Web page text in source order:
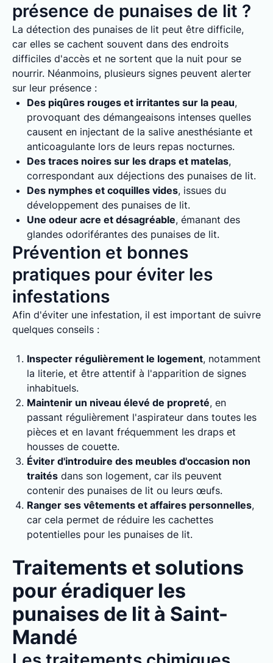
présence de punaises de lit ?
La détection des punaises de lit peut être difficile,
car elles se cachent souvent dans des endroits
difficiles d'accès et ne sortent que la nuit pour se
nourrir. Néanmoins, plusieurs signes peuvent alerter
sur leur présence :
Des piqûres rouges et irritantes sur la peau,
provoquant des démangeaisons intenses quelles
causent en injectant de la salive anesthésiante et
anticoagulante lors de leurs repas nocturnes.
Des traces noires sur les draps et matelas,
correspondant aux déjections des punaises de lit.
Des nymphes et coquilles vides, issues du
développement des punaises de lit.
Une odeur acre et désagréable, émanant des
glandes odoriférantes des punaises de lit.
Prévention et bonnes
pratiques pour éviter les
infestations
Afin d'éviter une infestation, il est important de suivre
quelques conseils :
Inspecter régulièrement le logement, notamment
la literie, et être attentif à l'apparition de signes
inhabituels.
Maintenir un niveau élevé de propreté, en
passant régulièrement l'aspirateur dans toutes les
pièces et en lavant fréquemment les draps et
housses de couette.
Éviter d'introduire des meubles d'occasion non
traités dans son logement, car ils peuvent
contenir des punaises de lit ou leurs œufs.
Ranger ses vêtements et affaires personnelles,
car cela permet de réduire les cachettes
potentielles pour les punaises de lit.
Traitements et solutions
pour éradiquer les
punaises de lit à Saint-
Mandé